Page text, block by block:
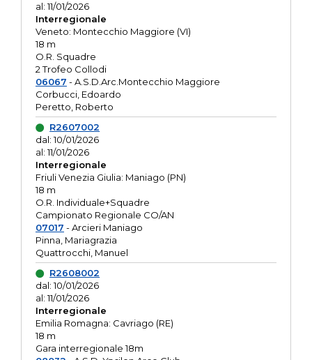
al: 11/01/2026
Interregionale
Veneto: Montecchio Maggiore (VI)
18 m
O.R. Squadre
2 Trofeo Collodi
06067 - A.S.D.Arc.Montecchio Maggiore
Corbucci, Edoardo
Peretto, Roberto
R2607002
dal: 10/01/2026
al: 11/01/2026
Interregionale
Friuli Venezia Giulia: Maniago (PN)
18 m
O.R. Individuale+Squadre
Campionato Regionale CO/AN
07017 - Arcieri Maniago
Pinna, Mariagrazia
Quattrocchi, Manuel
R2608002
dal: 10/01/2026
al: 11/01/2026
Interregionale
Emilia Romagna: Cavriago (RE)
18 m
Gara interregionale 18m